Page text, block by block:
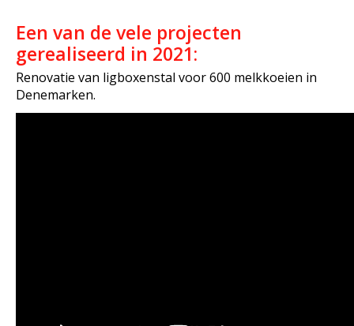
Een van de vele projecten
gerealiseerd in 2021:
Renovatie van ligboxenstal voor 600 melkkoeien in
Denemarken.